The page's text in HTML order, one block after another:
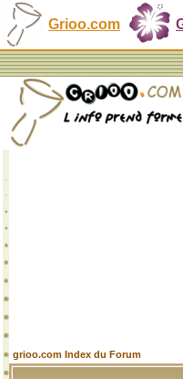
Grioo.com
grioo.com Index du Forum